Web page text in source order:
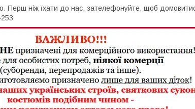
Перш ніж їхати до нас, зателефонуйте, щоб